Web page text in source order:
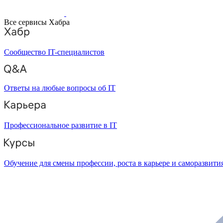
Все сервисы Хабра
Сообщество IT-специалистов
Ответы на любые вопросы об IT
Профессиональное развитие в IT
Обучение для смены профессии, роста в карьере и